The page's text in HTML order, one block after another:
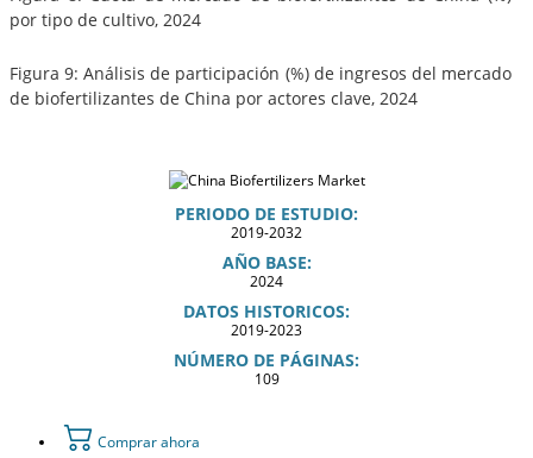
por tipo de cultivo, 2024
Figura 9: Análisis de participación (%) de ingresos del mercado
de biofertilizantes de China por actores clave, 2024
PERIODO DE ESTUDIO:
2019-2032
AÑO BASE:
2024
DATOS HISTORICOS:
2019-2023
NÚMERO DE PÁGINAS:
109
Comprar ahora